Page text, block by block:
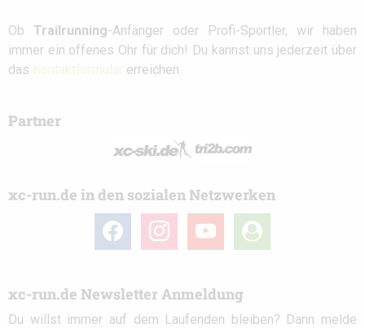
Ob Trailrunning-Anfänger oder Profi-Sportler, wir haben
immer ein offenes Ohr für dich! Du kannst uns jederzeit über
das Kontaktformular erreichen.
Partner
xc-run.de in den sozialen Netzwerken
facebook instagramyoutube
user-
circle
xc-run.de Newsletter Anmeldung
Du willst immer auf dem Laufenden bleiben? Dann melde